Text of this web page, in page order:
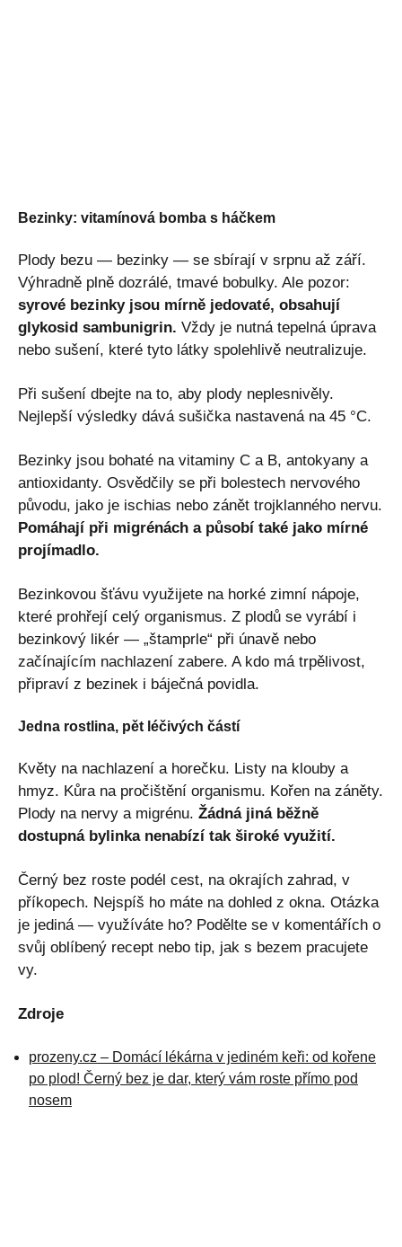
Bezinky: vitamínová bomba s háčkem
Plody bezu — bezinky — se sbírají v srpnu až září.
Výhradně plně dozrálé, tmavé bobulky. Ale pozor:
syrové bezinky jsou mírně jedovaté, obsahují
glykosid sambunigrin. Vždy je nutná tepelná úprava
nebo sušení, které tyto látky spolehlivě neutralizuje.
Při sušení dbejte na to, aby plody neplesnivěly.
Nejlepší výsledky dává sušička nastavená na 45 °C.
Bezinky jsou bohaté na vitaminy C a B, antokyany a
antioxidanty. Osvědčily se při bolestech nervového
původu, jako je ischias nebo zánět trojklanného nervu.
Pomáhají při migrénách a působí také jako mírné
projímadlo.
Bezinkovou šťávu využijete na horké zimní nápoje,
které prohřejí celý organismus. Z plodů se vyrábí i
bezinkový likér — „štamprle“ při únavě nebo
začínajícím nachlazení zabere. A kdo má trpělivost,
připraví z bezinek i báječná povidla.
Jedna rostlina, pět léčivých částí
Květy na nachlazení a horečku. Listy na klouby a
hmyz. Kůra na pročištění organismu. Kořen na záněty.
Plody na nervy a migrénu. Žádná jiná běžně
dostupná bylinka nenabízí tak široké využití.
Černý bez roste podél cest, na okrajích zahrad, v
příkopech. Nejspíš ho máte na dohled z okna. Otázka
je jediná — využíváte ho? Podělte se v komentářích o
svůj oblíbený recept nebo tip, jak s bezem pracujete
vy.
Zdroje
prozeny.cz – Domácí lékárna v jediném keři: od kořene
po plod! Černý bez je dar, který vám roste přímo pod
nosem